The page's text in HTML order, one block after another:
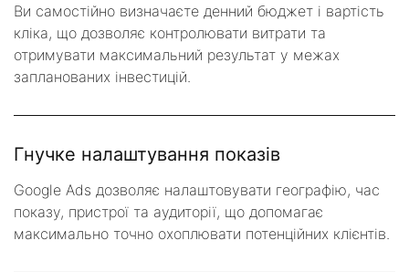
Ви самостійно визначаєте денний бюджет і вартість
кліка, що дозволяє контролювати витрати та
отримувати максимальний результат у межах
запланованих інвестицій.
Гнучке налаштування показів
Google Ads дозволяє налаштовувати географію, час
показу, пристрої та аудиторії, що допомагає
максимально точно охоплювати потенційних клієнтів.